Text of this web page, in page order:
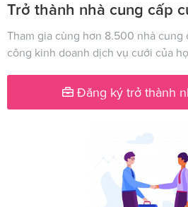
Trở thành nhà cung cấp
Tham gia cùng hơn 8.500 nhà cung
công kinh doanh dịch vụ cưới của
Đăng ký trở thành